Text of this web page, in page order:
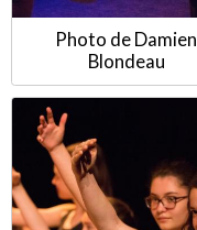
Photo de Damien
Blondeau